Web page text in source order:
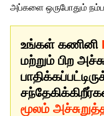
அப்களை ஒருபோதும்
உங்கள் கணினி
மற்றும் பிற
மூலம்